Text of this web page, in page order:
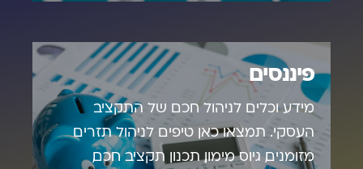
פיננסים
מידע וכלים לניהול חכם של התקציב
העסקי. תמצאו כאן טיפים לניהול תזרים
מזומנים, גיוס מימון, תכנון תקציב חכם,